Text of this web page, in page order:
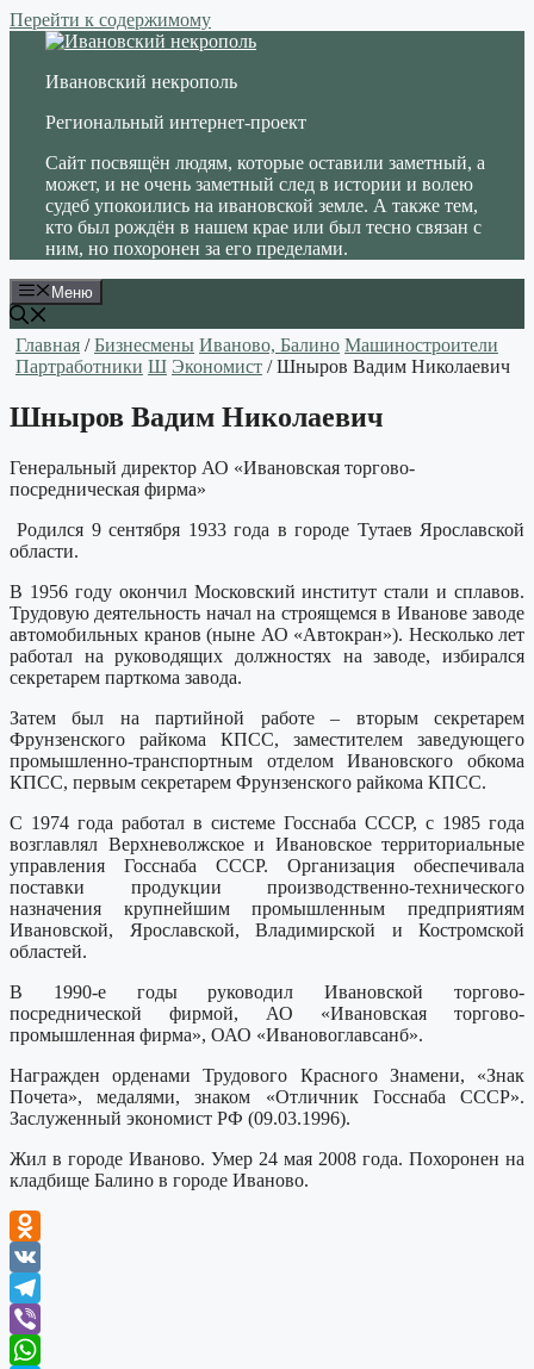
Перейти к содержимому
Ивановский некрополь
Региональный интернет-проект
Сайт посвящён людям, которые оставили заметный, а
может, и не очень заметный след в истории и волею
судеб упокоились на ивановской земле. А также тем,
кто был рождён в нашем крае или был тесно связан с
ним, но похоронен за его пределами.
Меню
Главная /Бизнесмены Иваново, Балино Машиностроители
Партработники Ш Экономист / Шныров Вадим Николаевич
Шныров Вадим Николаевич
Генеральный директор АО «Ивановская торгово-
посредническая фирма»
Родился 9 сентября 1933 года в городе Тутаев Ярославской
области.
В 1956 году окончил Московский институт стали и сплавов.
Трудовую деятельность начал на строящемся в Иванове заводе
автомобильных кранов (ныне АО «Автокран»). Несколько лет
работал на руководящих должностях на заводе, избирался
секретарем парткома завода.
Затем был на партийной работе – вторым секретарем
Фрунзенского райкома КПСС, заместителем заведующего
промышленно-транспортным отделом Ивановского обкома
КПСС, первым секретарем Фрунзенского райкома КПСС.
С 1974 года работал в системе Госснаба СССР, с 1985 года
возглавлял Верхневолжское и Ивановское территориальные
управления Госснаба СССР. Организация обеспечивала
поставки продукции производственно-технического
назначения крупнейшим промышленным предприятиям
Ивановской, Ярославской, Владимирской и Костромской
областей.
В 1990-е годы руководил Ивановской торгово-
посреднической фирмой, АО «Ивановская торгово-
промышленная фирма», ОАО «Ивановоглавсанб».
Награжден орденами Трудового Красного Знамени, «Знак
Почета», медалями, знаком «Отличник Госснаба СССР».
Заслуженный экономист РФ (09.03.1996).
Жил в городе Иваново. Умер 24 мая 2008 года. Похоронен на
кладбище Балино в городе Иваново.
Odnoklassniki
VK
Telegram
Viber